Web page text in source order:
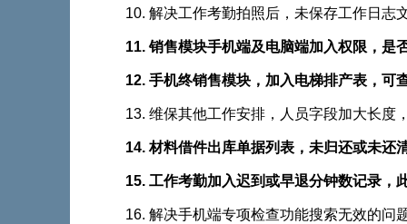
10. 解决工作考勤拍照后，未保存工作日志
11. 销售模块手机端及电脑端加入权限，是
12. 手机终销售模块，加入电梯排产表，
13. 维保其他工作安排，人员字段加大长度
14. 材料借件出库单据列表，未归还或未还清
15. 工作考勤加入迟到或早退分钟数记录
16. 解决手机端专项检查功能搜索无效的问